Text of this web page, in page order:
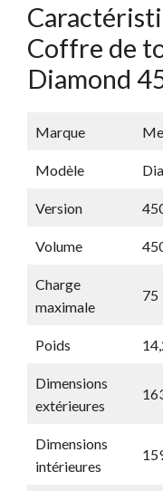
Coffre de
Diamond
Marque
Modèle
Version
Volume
Charge
maximale
75
Poids
Dimensions
extérieures
Dimensions
intérieures